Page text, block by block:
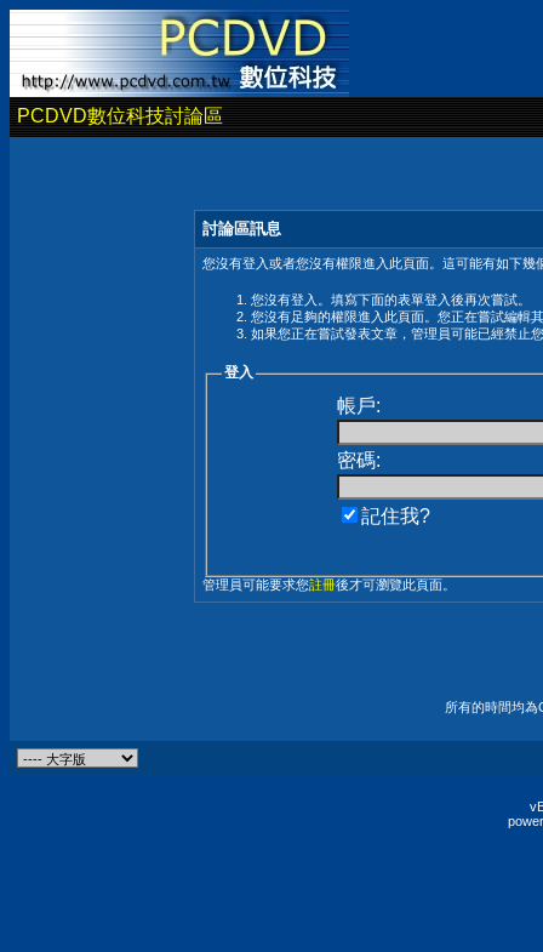
PCDVD數位科技討論區
討論區訊息
您沒有登入或者您沒有權限進入此頁面。這可能有如下幾
您沒有登入。填寫下面的表單登入後再次嘗試。
您沒有足夠的權限進入此頁面。您正在嘗試編輯
如果您正在嘗試發表文章，管理員可能已經禁止
登入
帳戶:
密碼:
記住我?
管理員可能要求您註冊後才可瀏覽此頁面。
所有的時間均為